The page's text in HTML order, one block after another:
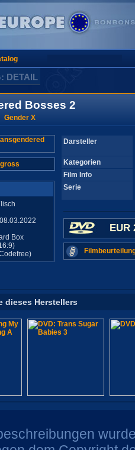
DETAIL
Bosses 2
Gender X
08.03.2022
Box
Darsteller
Kategorien
Film Info
Serie
EUR
dieses Herstellers